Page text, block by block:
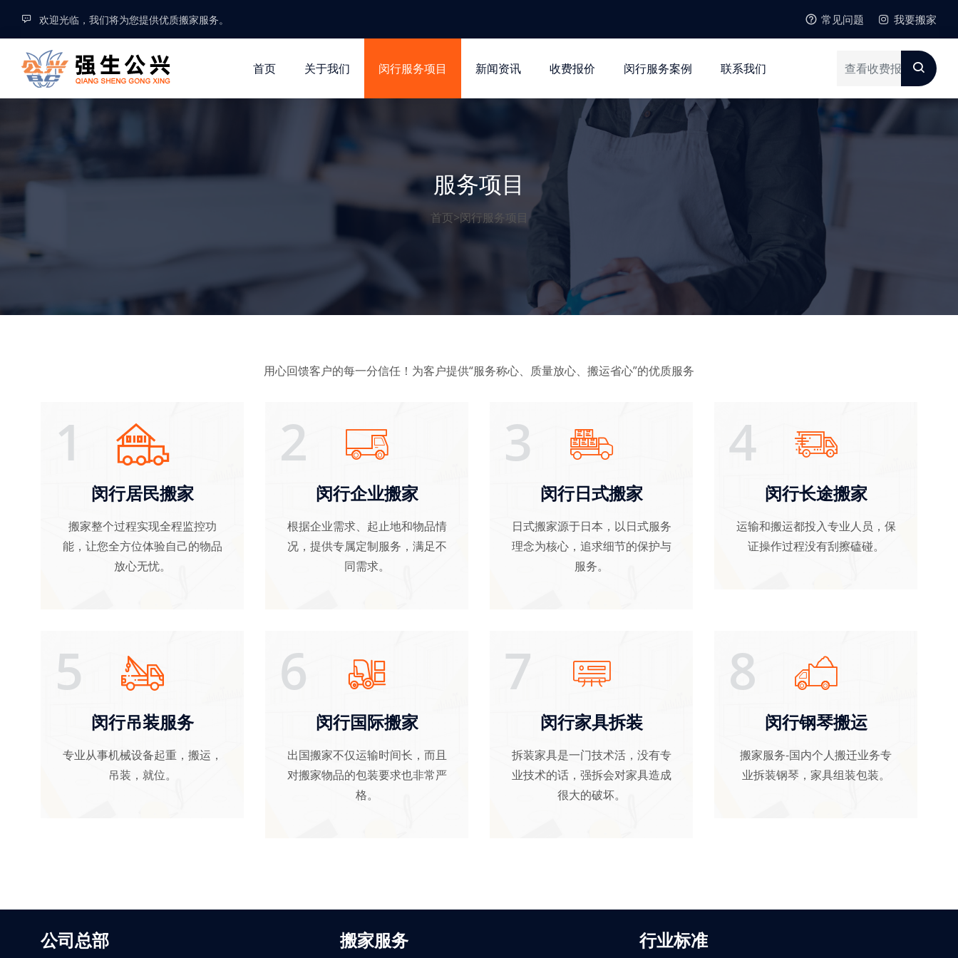
欢迎光临，我们将为您提供优质搬家服务。 常见问题 我要搬家
首页 关于我们 闵行服务项目 新闻资讯 收费报价 闵行服务案例 联系我们
服务项目
首页>闵行服务项目
用心回馈客户的每一分信任！为客户提供“服务称心、质量放心、搬运省心”的优质服务
闵行居民搬家
搬家整个过程实现全程监控功
能，让您全方位体验自己的物品
放心无忧。
1
闵行企业搬家
根据企业需求、起止地和物品情
况，提供专属定制服务，满足不
同需求。
2
闵行日式搬家
日式搬家源于日本，以日式服务
理念为核心，追求细节的保护与
服务。
3
闵行长途搬家
运输和搬运都投入专业人员，保
证操作过程没有刮擦磕碰。
4
闵行吊装服务
专业从事机械设备起重，搬运，
吊装，就位。
5
闵行国际搬家
出国搬家不仅运输时间长，而且
对搬家物品的包装要求也非常严
格。
6
闵行家具拆装
拆装家具是一门技术活，没有专
业技术的话，强拆会对家具造成
很大的破坏。
7
闵行钢琴搬运
搬家服务-国内个人搬迁业务专
业拆装钢琴，家具组装包装。
8
公司总部 搬家服务 行业标准